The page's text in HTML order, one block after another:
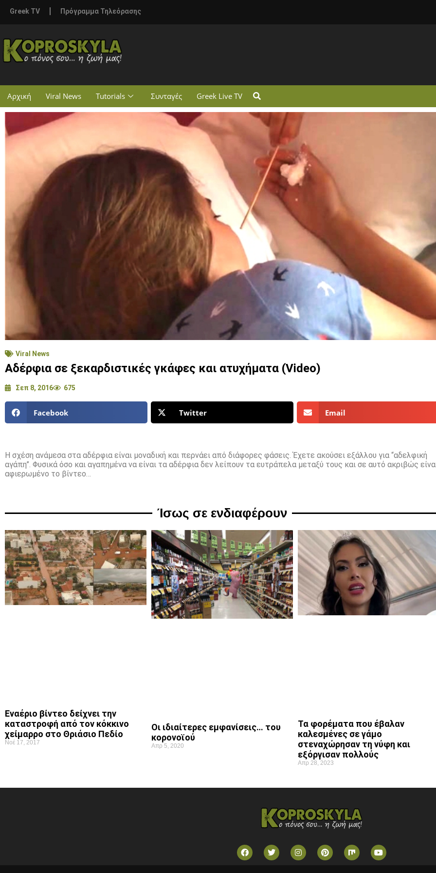
Greek TV Πρόγραμμα Τηλεόρασης
Αρχική Viral News Tutorials Συνταγές Greek Live TV
Viral News
Αδέρφια σε ξεκαρδιστικές γκάφες και ατυχήματα (Video)
Σεπ 8, 2016 675
Facebook Twitter Email
Η σχέση ανάμεσα στα αδέρφια είναι μοναδική και περνάει από διάφορες φάσεις. Έχετε ακούσει εξάλλου για “αδελφική
αγάπη”. Φυσικά όσο και αγαπημένα να είναι τα αδέρφια δεν λείπουν τα ευτράπελα μεταξύ τους και σε αυτό ακριβώς
αφιερωμένο το βίντεο…
Ίσως σε ενδιαφέρουν
Εναέριο βίντεο δείχνει την
καταστροφή από τον κόκκινο
χείμαρρο στο Θριάσιο Πεδίο
Νοέ 17, 2017
Οι ιδιαίτερες εμφανίσεις… του
κορονοϊού
Απρ 5, 2020
Τα φορέματα που έβαλαν
καλεσμένες σε γάμο
στεναχώρησαν τη νύφη και
εξόργισαν πολλούς
Απρ 28, 2023